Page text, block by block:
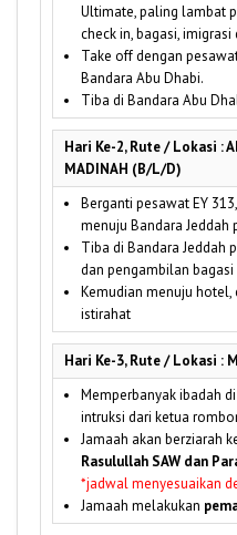
Ultimate, paling lambat
check in, bagasi,
Take off dengan
Bandara Abu Dhabi.
Tiba di Bandara Abu
Hari Ke-2, Rute / Lokasi :
MADINAH (B/L/D)
Berganti pesawat EY
menuju Bandara Jeddah
Tiba di Bandara Jeddah
dan pengambilan bagasi
Kemudian menuju hotel,
istirahat
Hari Ke-3, Rute / Lokasi :
Memperbanyak ibadah
intruksi dari ketua
Jamaah akan berziarah
Rasulullah SAW dan
*jadwal menyesuaikan
Jamaah melakukan